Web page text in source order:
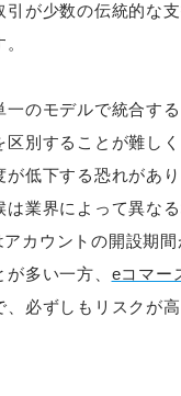
引が少数の伝統的な
一のモデルで統合す
区別することが難し
が低下する恐れがあ
は業界によって異な
カウントの開設期間
多い一方、 eコマー
、必ずしもリスクが